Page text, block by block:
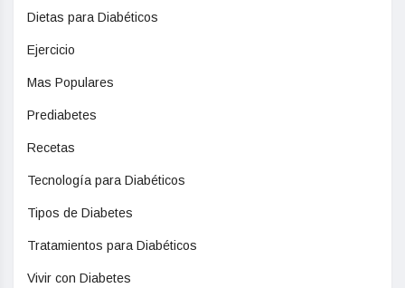
Dietas para Diabéticos
Ejercicio
Mas Populares
Prediabetes
Recetas
Tecnología para Diabéticos
Tipos de Diabetes
Tratamientos para Diabéticos
Vivir con Diabetes